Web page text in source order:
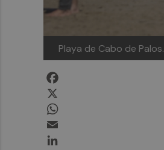
Playa de Cabo de Palos.